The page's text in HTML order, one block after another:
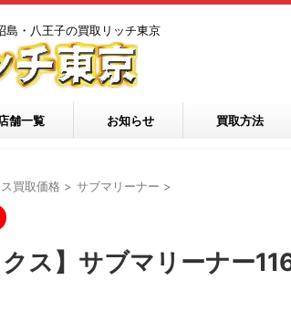
島・八王子の買取リッチ東京
舗一覧 お知らせ 買取方法
買取価格 > サブマリーナー >
クス】サブマリーナー